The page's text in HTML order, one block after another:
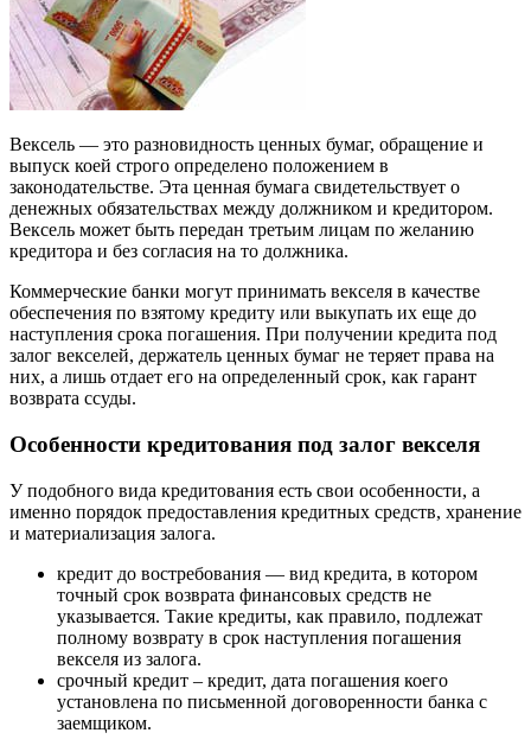
Вексель — это разновидность ценных бумаг, обращение и
выпуск коей строго определено положением в
законодательстве. Эта ценная бумага свидетельствует о
денежных обязательствах между должником и кредитором.
Вексель может быть передан третьим лицам по желанию
кредитора и без согласия на то должника.
Коммерческие банки могут принимать векселя в качестве
обеспечения по взятому кредиту или выкупать их еще до
наступления срока погашения. При получении кредита под
залог векселей, держатель ценных бумаг не теряет права на
них, а лишь отдает его на определенный срок, как гарант
возврата ссуды.
Особенности кредитования под залог векселя
У подобного вида кредитования есть свои особенности, а
именно порядок предоставления кредитных средств, хранение
и материализация залога.
кредит до востребования — вид кредита, в котором
точный срок возврата финансовых средств не
указывается. Такие кредиты, как правило, подлежат
полному возврату в срок наступления погашения
векселя из залога.
срочный кредит – кредит, дата погашения коего
установлена по письменной договоренности банка с
заемщиком.